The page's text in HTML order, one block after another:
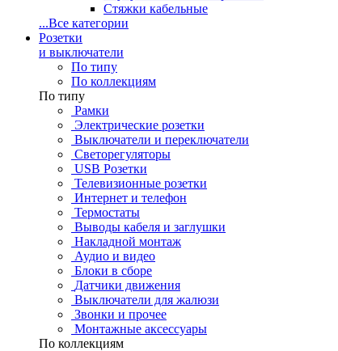
Стяжки кабельные
...Все категории
Розетки
и выключатели
По типу
По коллекциям
По типу
Рамки
Электрические розетки
Выключатели и переключатели
Светорегуляторы
USB Розетки
Телевизионные розетки
Интернет и телефон
Термостаты
Выводы кабеля и заглушки
Накладной монтаж
Аудио и видео
Блоки в сборе
Датчики движения
Выключатели для жалюзи
Звонки и прочее
Монтажные аксессуары
По коллекциям